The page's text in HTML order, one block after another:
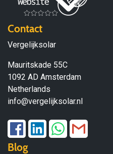
Contact
Vergelijksolar
Mauritskade 55C
1092 AD Amsterdam
Netherlands
info@vergelijksolar.nl
Blog